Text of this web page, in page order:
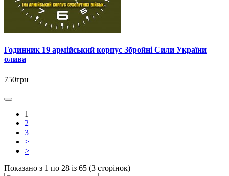
Годинник 19 армійський корпус Збройні Сили України
олива
750грн
1
2
3
>
>|
Показано з 1 по 28 із 65 (3 сторінок)